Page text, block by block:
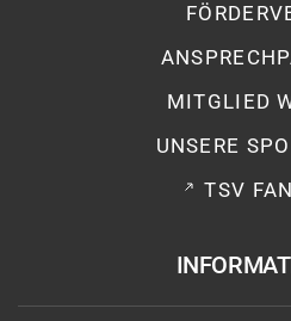
MITGLIED
UNSERE
TSV